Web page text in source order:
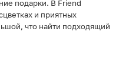
подарки. В Friend
и приятных
что найти подходящий